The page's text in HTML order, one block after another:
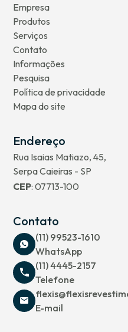
Empresa
Produtos
Serviços
Contato
Informações
Pesquisa
Política de privacidade
Mapa do site
Endereço
Rua Isaias Matiazo, 45,
Serpa Caieiras - SP
CEP: 07713-100
Contato
(11) 99523-1610
WhatsApp
(11) 4445-2157
Telefone
E-mail